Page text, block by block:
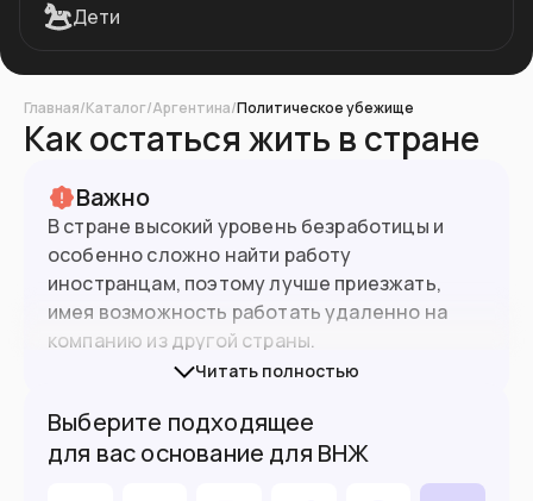
Дети
Главная/Каталог/Аргентина/Политическое убежище
Как остаться жить в стране
Важно
В стране высокий уровень безработицы и
особенно сложно найти работу
иностранцам, поэтому лучше приезжать,
имея возможность работать удаленно на
компанию из другой страны.
Население 46 млн
Вы работаете удаленно
Читать полностью
Выберите подходящее
для вас основание для ВНЖ